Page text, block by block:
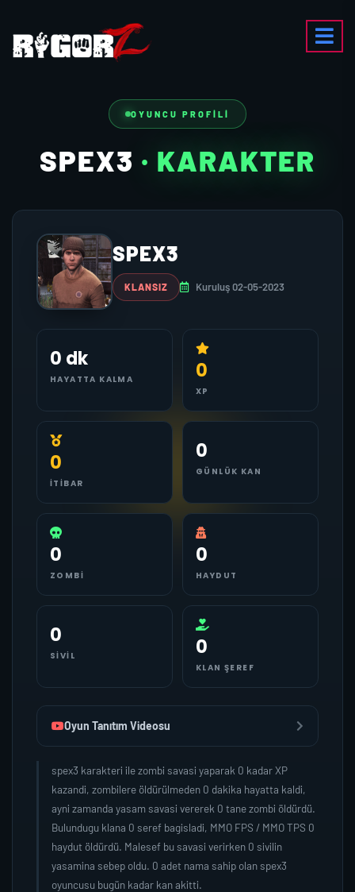
OYUNCU PROFILI
SPEX3 · KARAKTER
SPEX3
KLANSIZ Kuruluş 02-05-2023
0 dk
HAYATTA KALMA 0
XP
0
İTIBAR
0
GÜNLÜK KAN
0
ZOMBI
0
HAYDUT
0
SIVIL 0
KLAN ŞEREF
Oyun Tanıtım Videosu
spex3 karakteri ile zombi savasi yaparak 0 kadar XP
kazandi, zombilere öldürülmeden 0 dakika hayatta kaldi,
ayni zamanda yasam savasi vererek 0 tane zombi öldürdü.
Bulundugu klana 0 seref bagisladi, MMO FPS / MMO TPS 0
haydut öldürdü. Malesef bu savasi verirken 0 sivilin
yasamina sebep oldu. 0 adet nama sahip olan spex3
oyuncusu bugün kadar kan akitti.